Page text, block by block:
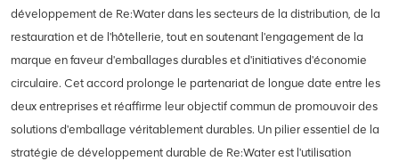
développement de Re:Water dans les secteurs de la distribution, de la
restauration et de l'hôtellerie, tout en soutenant l'engagement de la
marque en faveur d'emballages durables et d'initiatives d'économie
circulaire. Cet accord prolonge le partenariat de longue date entre les
deux entreprises et réaffirme leur objectif commun de promouvoir des
solutions d'emballage véritablement durables. Un pilier essentiel de la
stratégie de développement durable de Re:Water est l'utilisation